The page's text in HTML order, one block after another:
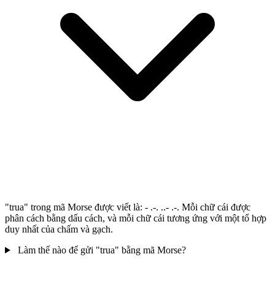
"trua" trong mã Morse được viết là: - .-. ..- .-. Mỗi chữ cái được
phân cách bằng dấu cách, và mỗi chữ cái tương ứng với một tổ hợp
duy nhất của chấm và gạch.
Làm thế nào để gửi "trua" bằng mã Morse?